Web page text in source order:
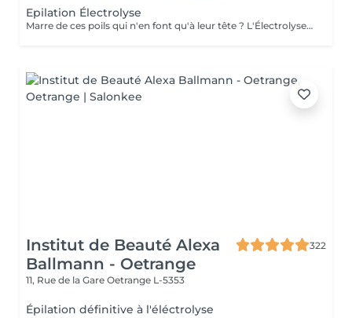
Epilation Électrolyse
Marre de ces poils qui n'en font qu'à leur tête ? L'Électrolyse est l'unique méthode reconnue comme 100% définitive, poil par poil. Elle neutralise tout, même les poils blonds, blancs ou ceux que le laser a ratés. C'est précis, c'est permanent. Le prix s'ajuste à la minute : vous ne payez que le temps vraiment nécessaire.
Institut de Beauté Alexa
Ballmann - Oetrange
322
11, Rue de la Gare Oetrange L-5353
Épilation définitive à l'éléctrolyse